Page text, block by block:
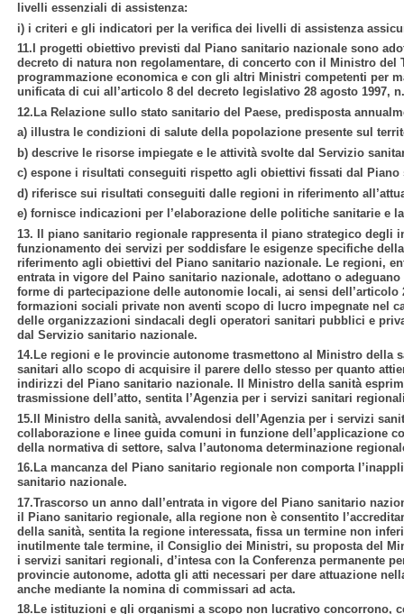
livelli essenziali di assistenza:
i) i criteri e gli indicatori per la verifica dei livelli di assistenza
11.I progetti obiettivo previsti dal Piano sanitario nazionale sono
decreto di natura non regolamentare, di concerto con il Ministro del
programmazione economica e con gli altri Ministri competenti per
unificata di cui all’articolo 8 del decreto legislativo 28 agosto 1997,
12.La Relazione sullo stato sanitario del Paese, predisposta
a) illustra le condizioni di salute della popolazione presente sul
b) descrive le risorse impiegate e le attività svolte dal Servizio
c) espone i risultati conseguiti rispetto agli obiettivi fissati dal Piano
d) riferisce sui risultati conseguiti dalle regioni in riferimento
e) fornisce indicazioni per l’elaborazione delle politiche sanitarie e
13. Il piano sanitario regionale rappresenta il piano strategico degli
funzionamento dei servizi per soddisfare le esigenze specifiche
riferimento agli obiettivi del Piano sanitario nazionale. Le regioni,
entrata in vigore del Paino sanitario nazionale, adottano o
forme di partecipazione delle autonomie locali, ai sensi dell’articolo
formazioni sociali private non aventi scopo di lucro impegnate nel
delle organizzazioni sindacali degli operatori sanitari pubblici e
dal Servizio sanitario nazionale.
14.Le regioni e le provincie autonome trasmettono al Ministro della
sanitari allo scopo di acquisire il parere dello stesso per quanto
indirizzi del Piano sanitario nazionale. Il Ministro della sanità
trasmissione dell’atto, sentita l’Agenzia per i servizi sanitari
15.Il Ministro della sanità, avvalendosi dell’Agenzia per i servizi
collaborazione e linee guida comuni in funzione dell’applicazione
della normativa di settore, salva l’autonoma determinazione
16.La mancanza del Piano sanitario regionale non comporta
sanitario nazionale.
17.Trascorso un anno dall’entrata in vigore del Piano sanitario
il Piano sanitario regionale, alla regione non è consentito
della sanità, sentita la regione interessata, fissa un termine non
inutilmente tale termine, il Consiglio dei Ministri, su proposta del
i servizi sanitari regionali, d’intesa con la Conferenza permanente
provincie autonome, adotta gli atti necessari per dare attuazione
anche mediante la nomina di commissari ad acta.
18.Le istituzioni e gli organismi a scopo non lucrativo concorrono,